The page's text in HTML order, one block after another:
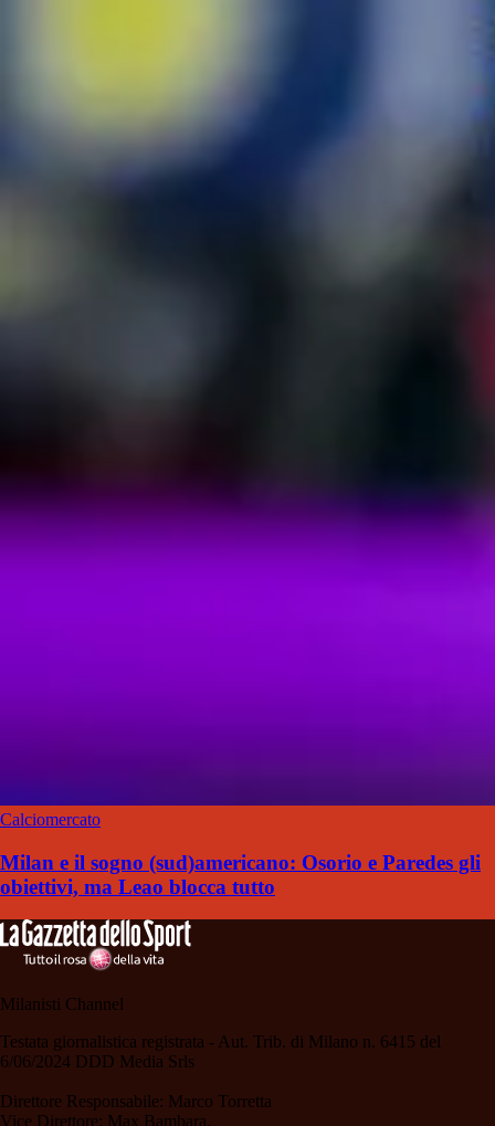
Calciomercato
Milan e il sogno (sud)americano: Osorio e Paredes gli
obiettivi, ma Leao blocca tutto
Milanisti Channel
Testata giornalistica registrata - Aut. Trib. di Milano n. 6415 del
6/06/2024 DDD Media Srls
Direttore Responsabile: Marco Torretta
Vice Direttore: Max Bambara.